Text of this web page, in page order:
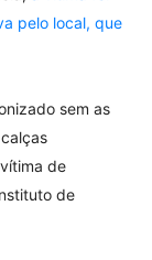
pelo local, que
sem as
de
de